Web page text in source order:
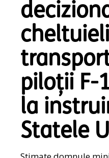
piloții F-
la
Statele